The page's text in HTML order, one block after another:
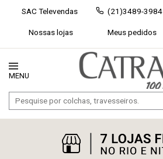
SAC Televendas (21)3489-3984
Nossas lojas
Meus pedidos